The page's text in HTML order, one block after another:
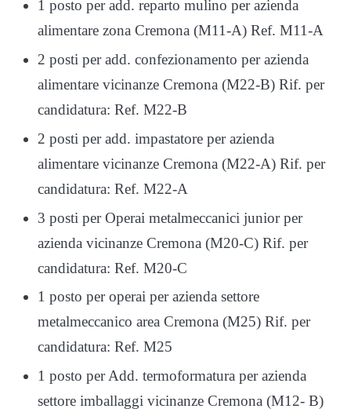
1 posto per add. reparto mulino per azienda
alimentare zona Cremona (M11-A) Ref. M11-A
2 posti per add. confezionamento per azienda
alimentare vicinanze Cremona (M22-B) Rif. per
candidatura: Ref. M22-B
2 posti per add. impastatore per azienda
alimentare vicinanze Cremona (M22-A) Rif. per
candidatura: Ref. M22-A
3 posti per Operai metalmeccanici junior per
azienda vicinanze Cremona (M20-C) Rif. per
candidatura: Ref. M20-C
1 posto per operai per azienda settore
metalmeccanico area Cremona (M25) Rif. per
candidatura: Ref. M25
1 posto per Add. termoformatura per azienda
settore imballaggi vicinanze Cremona (M12- B)